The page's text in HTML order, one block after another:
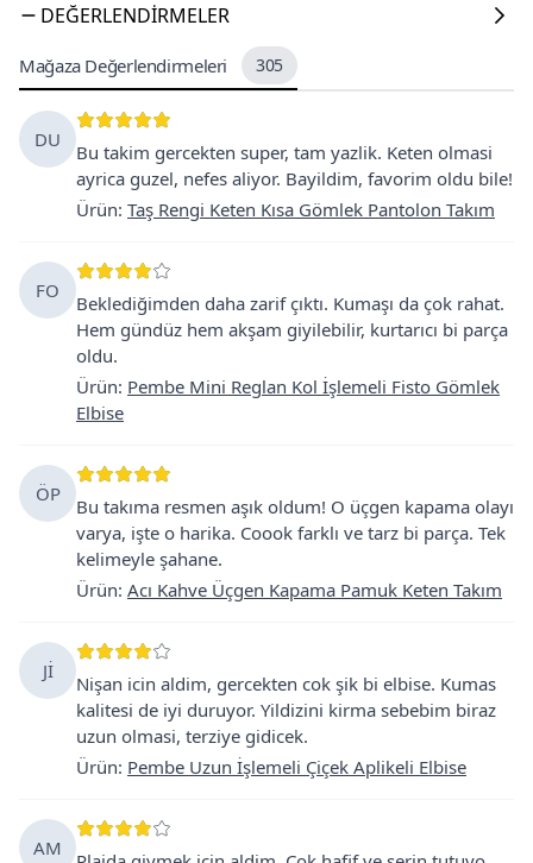
DEĞERLENDIRMELER
Mağaza Değerlendirmeleri 305
DU
Bu takim gercekten super, tam yazlik. Keten olmasi
ayrica guzel, nefes aliyor. Bayildim, favorim oldu bile!
Ürün: Taş Rengi Keten Kısa Gömlek Pantolon Takım
FO
Beklediğimden daha zarif çıktı. Kumaşı da çok rahat.
Hem gündüz hem akşam giyilebilir, kurtarıcı bi parça
oldu.
Ürün: Pembe Mini Reglan Kol İşlemeli Fisto Gömlek
Elbise
ÖP
Bu takıma resmen aşık oldum! O üçgen kapama olayı
varya, işte o harika. Coook farklı ve tarz bi parça. Tek
kelimeyle şahane.
Ürün: Acı Kahve Üçgen Kapama Pamuk Keten Takım
Jİ
Nişan icin aldim, gercekten cok şik bi elbise. Kumas
kalitesi de iyi duruyor. Yildizini kirma sebebim biraz
uzun olmasi, terziye gidicek.
Ürün: Pembe Uzun İşlemeli Çiçek Aplikeli Elbise
AM